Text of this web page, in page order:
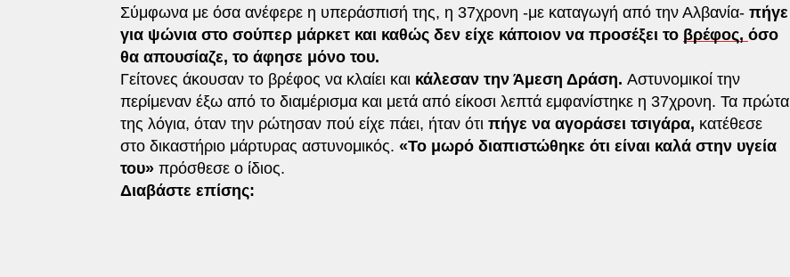
Σύμφωνα με όσα ανέφερε η υπεράσπισή της, η 37χρονη -με καταγωγή από την Αλβανία- πήγε
για ψώνια στο σούπερ μάρκετ και καθώς δεν είχε κάποιον να προσέξει το βρέφος, όσο
θα απουσίαζε, το άφησε μόνο του.
Γείτονες άκουσαν το βρέφος να κλαίει και κάλεσαν την Άμεση Δράση. Αστυνομικοί την
περίμεναν έξω από το διαμέρισμα και μετά από είκοσι λεπτά εμφανίστηκε η 37χρονη. Τα πρώτα
της λόγια, όταν την ρώτησαν πού είχε πάει, ήταν ότι πήγε να αγοράσει τσιγάρα, κατέθεσε
στο δικαστήριο μάρτυρας αστυνομικός. «Το μωρό διαπιστώθηκε ότι είναι καλά στην υγεία
του» πρόσθεσε ο ίδιος.
Διαβάστε επίσης: